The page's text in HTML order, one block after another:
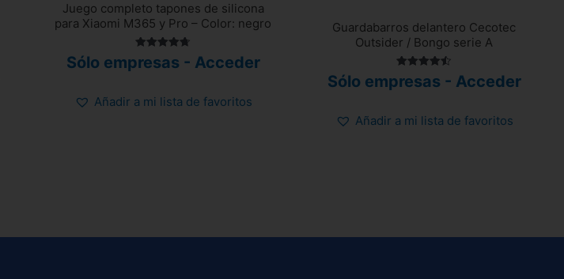
Juego completo tapones de silicona
para Xiaomi M365 y Pro – Color: negro
con
Sólo empresas - Acceder
Añadir a mi lista de favoritos
Guardabarros delantero Cecotec
Outsider / Bongo serie A
con
Sólo empresas - Acceder
Añadir a mi lista de favoritos